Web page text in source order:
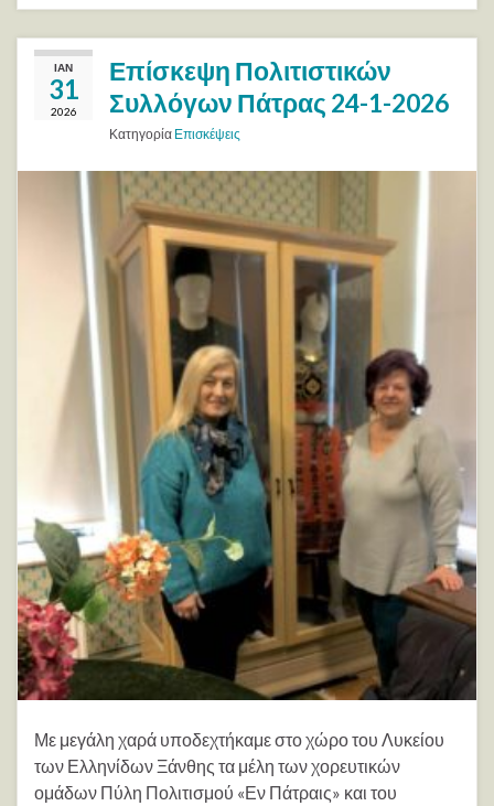
ΙΑΝ
31
2026
Επίσκεψη Πολιτιστικών
Συλλόγων Πάτρας 24-1-2026
Κατηγορία Επισκέψεις
Με μεγάλη χαρά υποδεχτήκαμε στο χώρο του Λυκείου
των Ελληνίδων Ξάνθης τα μέλη των χορευτικών
ομάδων Πύλη Πολιτισμού «Εν Πάτραις» και του